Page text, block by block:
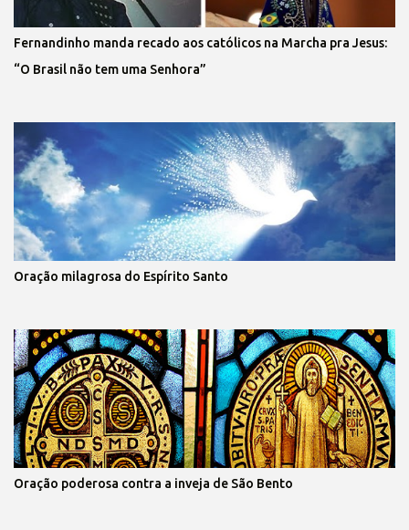
Fernandinho manda recado aos católicos na Marcha pra Jesus:
“O Brasil não tem uma Senhora”
Oração milagrosa do Espírito Santo
Oração poderosa contra a inveja de São Bento